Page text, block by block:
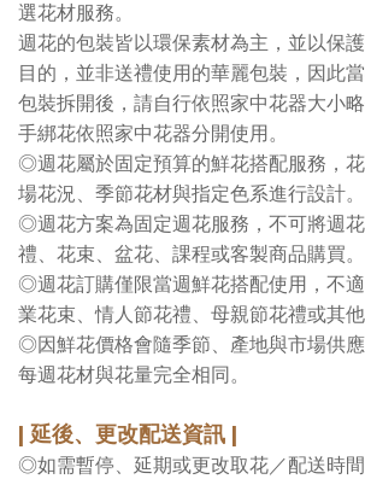
選花材服務。
週花的包裝皆以環保素材為主，並以保
目的，並非送禮使用的華麗包裝，因此
包裝拆開後，請自行依照家中花器大小
手綁花依照家中花器分開使用。
◎週花屬於固定預算的鮮花搭配服務，
場花況、季節花材與指定色系進行設計。
◎週花方案為固定週花服務，不可將週
禮、花束、盆花、課程或客製商品購買。
◎週花訂購僅限當週鮮花搭配使用，不
業花束、情人節花禮、母親節花禮或其他
◎因鮮花價格會隨季節、產地與市場供
每週花材與花量完全相同。
| 延後、更改配送資訊 |
◎如需暫停、延期或更改取花／配送時